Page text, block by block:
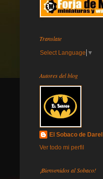
Translate
Select Language ▼
Autores del blog
El Sobaco de Darel
Ver todo mi perfil
¡Bienvenidos al Sobaco!